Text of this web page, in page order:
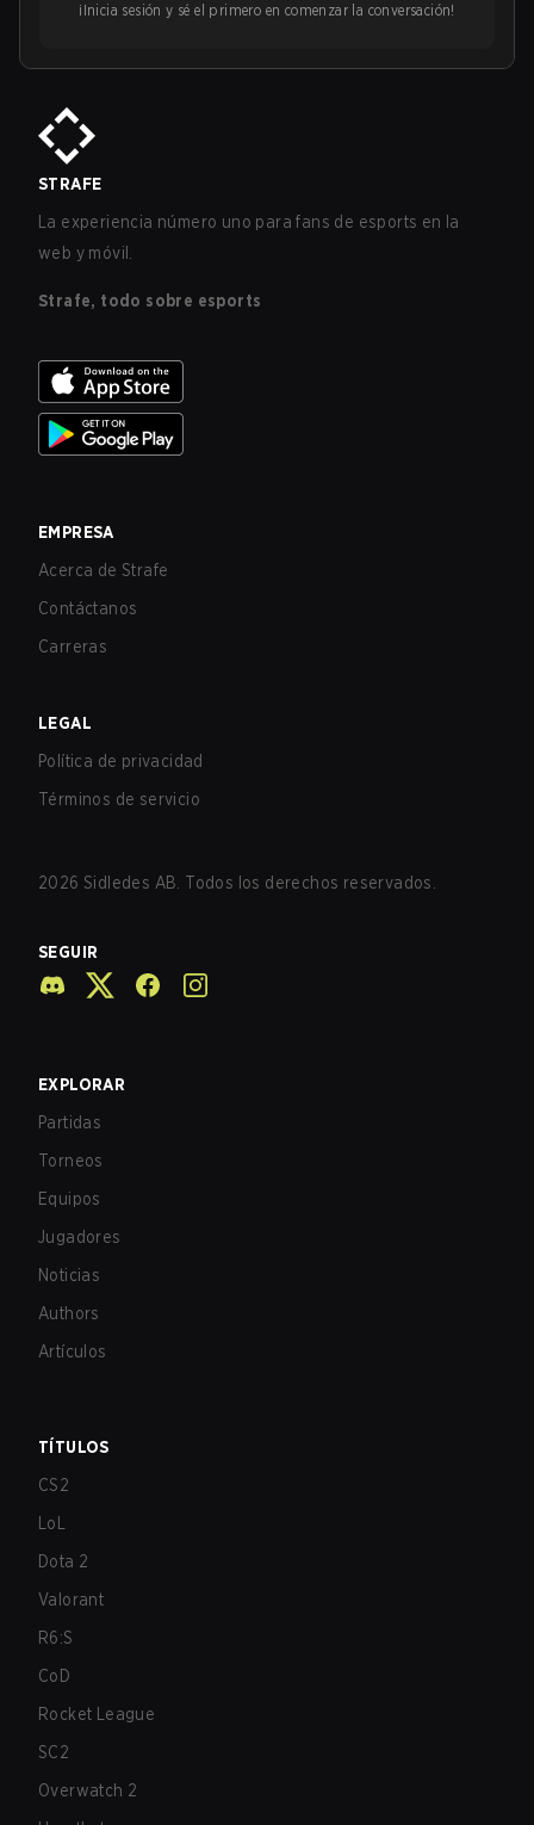
¡Inicia sesión y sé el primero en comenzar la conversación!
STRAFE
La experiencia número uno para fans de esports en la
web y móvil.
Strafe, todo sobre esports
EMPRESA
Acerca de Strafe
Contáctanos
Carreras
LEGAL
Política de privacidad
Términos de servicio
2026 Sidledes AB. Todos los derechos reservados.
SEGUIR
EXPLORAR
Partidas
Torneos
Equipos
Jugadores
Noticias
Authors
Artículos
TÍTULOS
CS2
LoL
Dota 2
Valorant
R6:S
CoD
Rocket League
SC2
Overwatch 2